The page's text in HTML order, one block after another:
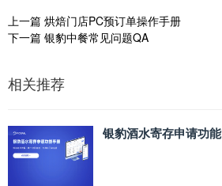
上一篇 烘焙门店PC预订单操作手册
下一篇 银豹中餐常见问题QA
相关推荐
银豹酒水寄存申请功能